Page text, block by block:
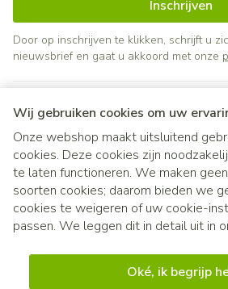
Wij gebruiken cookies om uw
Onze webshop maakt uitsluitend
cookies. Deze cookies zijn
te laten functioneren. We maken
soorten cookies; daarom bieden we
cookies te weigeren of uw cookie-
passen. We leggen dit in detail uit in
Oké, ik begrijp
Inschrijven
Door op inschrijven te klikken, schrijft u
nieuwsbrief en gaat u akkoord met onze
Juridische links